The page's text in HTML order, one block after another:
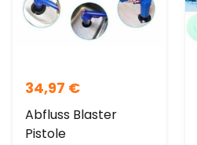
34,97 €
Abfluss Blaster
Pistole